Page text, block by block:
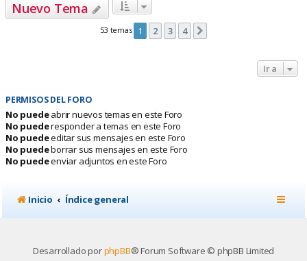
Nuevo Tema
53 temas 1 2 3 4
Ir a
PERMISOS DEL FORO
No puedeabrir nuevos temas en este Foro
No puederesponder a temas en este Foro
No puedeeditar sus mensajes en este Foro
No puedeborrar sus mensajes en este Foro
No puedeenviar adjuntos en este Foro
Inicio Índice general
Desarrollado porphpBB® Forum Software © phpBB Limited